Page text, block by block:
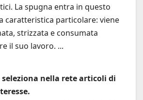
La spugna entra in questo
caratteristica particolare: viene
strizzata e consumata
il suo lavoro. ...
seleziona nella rete articoli di